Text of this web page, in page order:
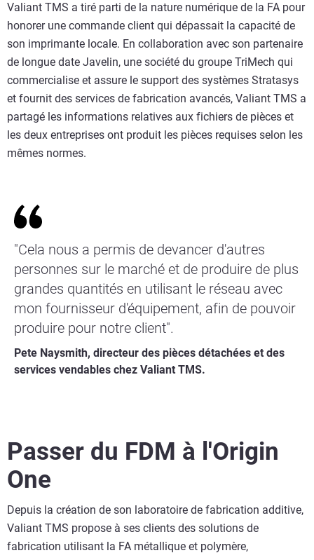
Valiant TMS a tiré parti de la nature numérique de la FA pour
honorer une commande client qui dépassait la capacité de
son imprimante locale. En collaboration avec son partenaire
de longue date Javelin, une société du groupe TriMech qui
commercialise et assure le support des systèmes Stratasys
et fournit des services de fabrication avancés, Valiant TMS a
partagé les informations relatives aux fichiers de pièces et
les deux entreprises ont produit les pièces requises selon les
mêmes normes.
"Cela nous a permis de devancer d'autres
personnes sur le marché et de produire de plus
grandes quantités en utilisant le réseau avec
mon fournisseur d'équipement, afin de pouvoir
produire pour notre client".
Pete Naysmith, directeur des pièces détachées et des
services vendables chez Valiant TMS.
Passer du FDM à l'Origin
One
Depuis la création de son laboratoire de fabrication additive,
Valiant TMS propose à ses clients des solutions de
fabrication utilisant la FA métallique et polymère,